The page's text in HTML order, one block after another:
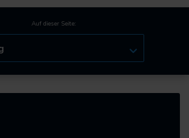
Auf dieser Seite: